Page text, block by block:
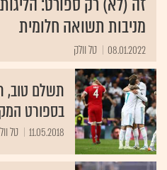
מניבות תשואה חלומית
08.01.2022 טל וולק
תשלם טוב,
בספורט
11.05.2018 טל